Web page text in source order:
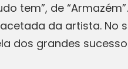
tem”, de
da artista. No
dos grandes